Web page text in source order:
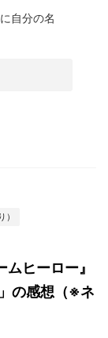
自分の名
ムヒーロー』
の感想（※ネ